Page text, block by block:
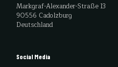
Markgraf-Alexander-Straße 13
90556 Cadolzburg
Deutschland
Social Media